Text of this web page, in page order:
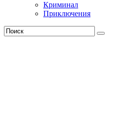
Криминал
Приключения